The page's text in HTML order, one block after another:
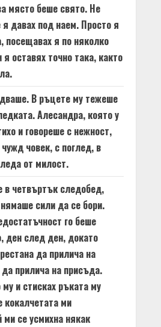
място беше свято. Не
давах под наем. Просто я
посещавах я по няколко
я оставях точно така, както
В ръцете му тежеше
Алесандра, която у
и говореше с нежност,
човек, с поглед, в
от милост.
четвъртък следобед,
сили да се бори.
го беше
ден след ден, докато
да прилича на
прилича на присъда.
и стисках ръката му
кокалчетата ми
ми се усмихна някак